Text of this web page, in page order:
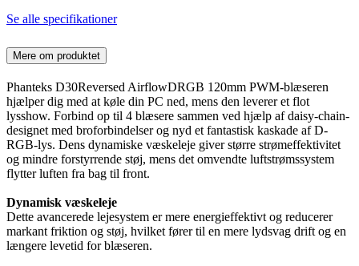
Se alle specifikationer
Mere om produktet
Phanteks D30Reversed AirflowDRGB 120mm PWM-blæseren
hjælper dig med at køle din PC ned, mens den leverer et flot
lysshow. Forbind op til 4 blæsere sammen ved hjælp af daisy-chain-
designet med broforbindelser og nyd et fantastisk kaskade af D-
RGB-lys. Dens dynamiske væskeleje giver større strømeffektivitet
og mindre forstyrrende støj, mens det omvendte luftstrømssystem
flytter luften fra bag til front.
Dynamisk væskeleje
Dette avancerede lejesystem er mere energieffektivt og reducerer
markant friktion og støj, hvilket fører til en mere lydsvag drift og en
længere levetid for blæseren.